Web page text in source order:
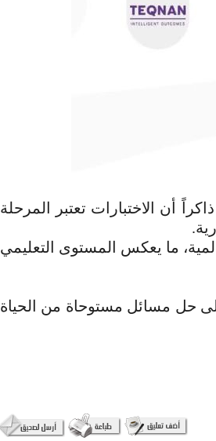
أن الاختبارات تعتبر المرحلة
الجامعات العالمية، ما يعكس المستوى التعليمي
طالب سوري، علماً أن موضوع المسابقة يركز على حل مسائل مستوحاة من الحياة